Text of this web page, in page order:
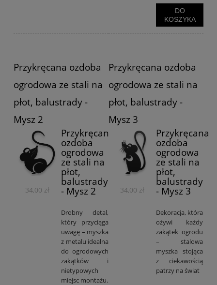
DO
KOSZYKA
Przykręcana ozdoba
ogrodowa ze stali na
płot, balustrady -
Mysz 2
34,00 zł
Przykręcana
ozdoba
ogrodowa
ze stali na
płot,
balustrady
- Mysz 2
Drobny detal,
który przyciąga
uwagę – myszka
z metalu idealna
do ogrodowych
zakątków i
nietypowych
miejsc montażu.
Przykręcana ozdoba
ogrodowa ze stali na
płot, balustrady -
Mysz 3
34,00 zł
Przykręcana
ozdoba
ogrodowa
ze stali na
płot,
balustrady
- Mysz 3
Dekoracja, która
ożywi każdy
zakątek ogrodu
– stalowa
myszka stojąca
z ciekawością
patrzy na świat